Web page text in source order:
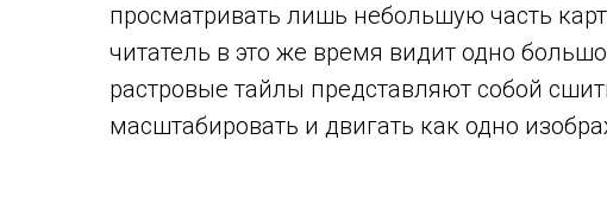
просматривать лишь небольшую часть
читатель в это же время видит одно
растровые тайлы представляют собой
масштабировать и двигать как одно